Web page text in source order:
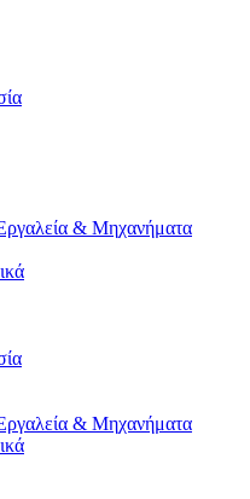
& Μηχανήματα
& Μηχανήματα